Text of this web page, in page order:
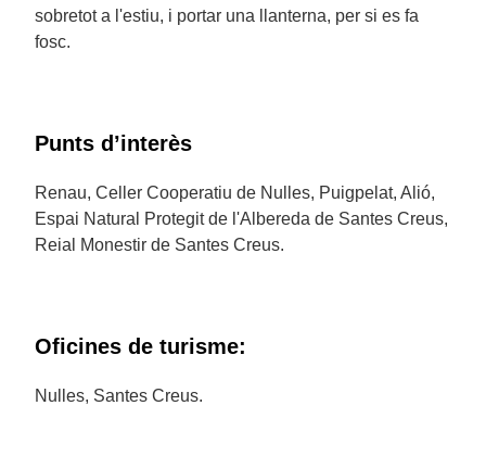
sobretot a l'estiu, i portar una llanterna, per si es fa
fosc.
Punts d’interès
Renau, Celler Cooperatiu de Nulles, Puigpelat, Alió,
Espai Natural Protegit de l'Albereda de Santes Creus,
Reial Monestir de Santes Creus.
Oficines de turisme:
Nulles, Santes Creus.